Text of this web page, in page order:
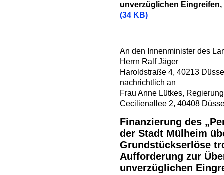
unverzüglichen
(34 KB)
An den Innenminister des
Herrn Ralf Jäger
Haroldstraße 4, 40213
nachrichtlich an
Frau Anne Lütkes,
Cecilienallee 2, 40408
Finanzierung des
der Stadt Mülheim
Grundstückserlöse
Aufforderung zur
unverzüglichen